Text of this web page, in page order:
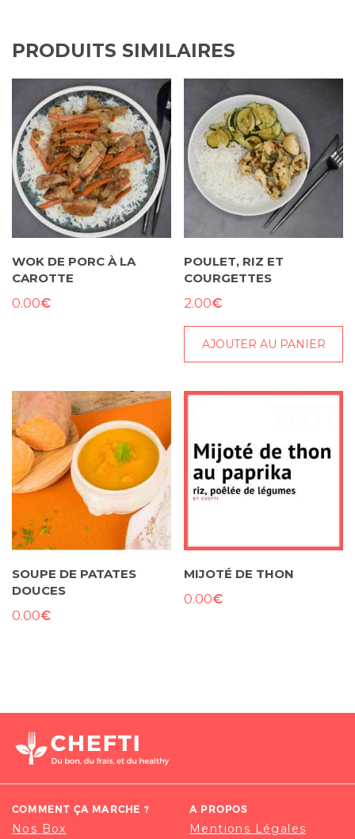
PRODUITS SIMILAIRES
WOK DE PORC À LA
CAROTTE
0.00€
POULET, RIZ ET
COURGETTES
2.00€
AJOUTER AU PANIER
SOUPE DE PATATES
DOUCES
0.00€
MIJOTÉ DE THON
0.00€
COMMENT ÇA MARCHE ?
Nos Box
A PROPOS
Mentions Légales